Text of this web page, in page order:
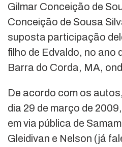
Gilmar Conceição de
Conceição de Sousa
suposta participação
filho de Edvaldo, no ano
Barra do Corda, MA,
De acordo com os
dia 29 de março de
em via pública de
Gleidivan e Nelson (já